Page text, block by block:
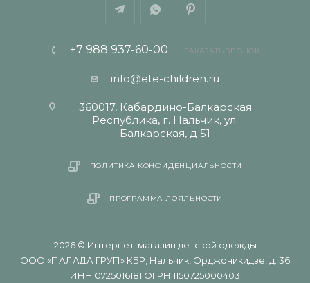
+7 988 937-60-00 ЗАКАЗАТЬ ЗВОНОК
info@ete-children.ru
360017, Кабардино-Балкарская
Республика, г. Нальчик, ул.
Балкарская, д 51
ПОЛИТИКА КОНФИДЕНЦИАЛЬНОСТИ
ПРОГРАММА ЛОЯЛЬНОСТИ
2026 © Интернет-магазин детской одежды
ООО «ПАЛАДА ГРУП» КБР, Нальчик, Орджоникидзе, д. 36
ИНН 0725016181 ОГРН 1150725000403